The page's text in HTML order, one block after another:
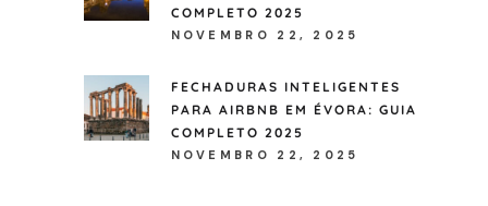
COMPLETO 2025
NOVEMBRO 22, 2025
FECHADURAS INTELIGENTES
PARA AIRBNB EM ÉVORA: GUIA
COMPLETO 2025
NOVEMBRO 22, 2025